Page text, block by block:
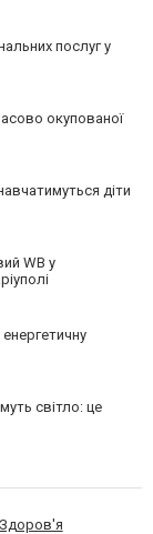
послуг у
окупованої
діти
WB у
світло: це
Здоров'я